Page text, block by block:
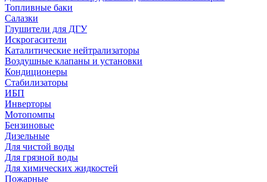
Топливные баки
Салазки
Глушители для ДГУ
Искрогасители
Каталитические нейтрализаторы
Воздушные клапаны и установки
Кондиционеры
Стабилизаторы
ИБП
Инверторы
Мотопомпы
Бензиновые
Дизельные
Для чистой воды
Для грязной воды
Для химических жидкостей
Пожарные